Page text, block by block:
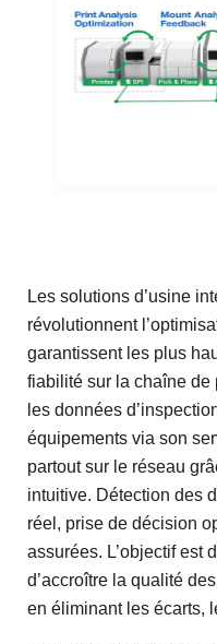
Les solutions d’usine
révolutionnent
garantissent les plus
fiabilité sur la chaîne
les données
équipements via son
partout sur le réseau
intuitive. Détection des
réel, prise de décision
assurées. L’objectif est
d’accroître la qualité
en éliminant les écarts,